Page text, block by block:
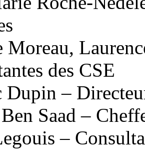
Moreau,
des CSE
Dupin –
Saad –
–